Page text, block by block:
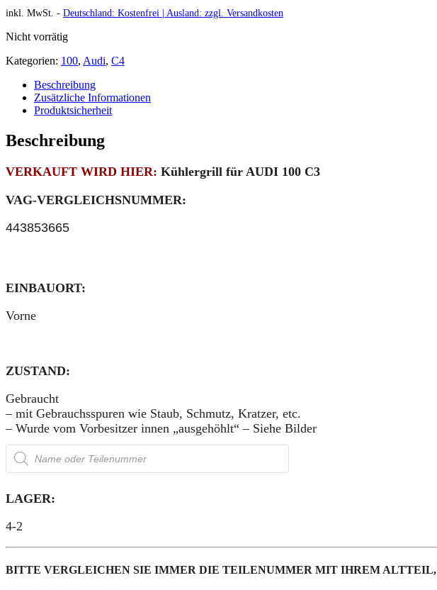
Products
search
inkl. MwSt. - Deutschland: Kostenfrei | Ausland: zzgl. Versandkosten
Nicht vorrätig
Kategorien: 100, Audi, C4
Beschreibung
Zusätzliche Informationen
Produktsicherheit
Beschreibung
VERKAUFT WIRD HIER: Kühlergrill für AUDI 100 C3
VAG-VERGLEICHSNUMMER:
443853665
EINBAUORT:
Vorne
ZUSTAND:
Gebraucht
– mit Gebrauchsspuren wie Staub, Schmutz, Kratzer, etc.
– Wurde vom Vorbesitzer innen „ausgehöhlt“ – Siehe Bilder
LAGER:
4-2
BITTE VERGLEICHEN SIE IMMER DIE TEILENUMMER MIT IHREM ALTTEIL,